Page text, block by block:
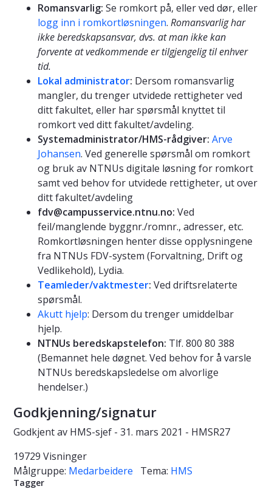
Romansvarlig: Se romkort på, eller ved dør, eller
logg inn i romkortløsningen. Romansvarlig har
ikke beredskapsansvar, dvs. at man ikke kan
forvente at vedkommende er tilgjengelig til enhver
tid.
Lokal administrator: Dersom romansvarlig
mangler, du trenger utvidede rettigheter ved
ditt fakultet, eller har spørsmål knyttet til
romkort ved ditt fakultet/avdeling.
Systemadministrator/HMS-rådgiver: Arve
Johansen. Ved generelle spørsmål om romkort
og bruk av NTNUs digitale løsning for romkort
samt ved behov for utvidede rettigheter, ut over
ditt fakultet/avdeling
fdv@campusservice.ntnu.no: Ved
feil/manglende byggnr./romnr., adresser, etc.
Romkortløsningen henter disse opplysningene
fra NTNUs FDV-system (Forvaltning, Drift og
Vedlikehold), Lydia.
Teamleder/vaktmester: Ved driftsrelaterte
spørsmål.
Akutt hjelp: Dersom du trenger umiddelbar
hjelp.
NTNUs beredskapstelefon: Tlf. 800 80 388
(Bemannet hele døgnet. Ved behov for å varsle
NTNUs beredskapsledelse om alvorlige
hendelser.)
Godkjenning/signatur
Godkjent av HMS-sjef - 31. mars 2021 - HMSR27
19729 Visninger
Målgruppe: Medarbeidere Tema: HMS
Tagger